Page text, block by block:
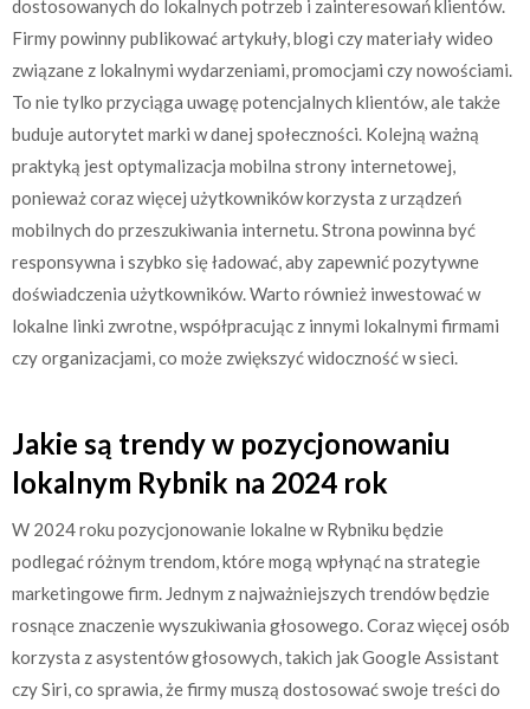
dostosowanych do lokalnych potrzeb i zainteresowań klientów.
Firmy powinny publikować artykuły, blogi czy materiały wideo
związane z lokalnymi wydarzeniami, promocjami czy nowościami.
To nie tylko przyciąga uwagę potencjalnych klientów, ale także
buduje autorytet marki w danej społeczności. Kolejną ważną
praktyką jest optymalizacja mobilna strony internetowej,
ponieważ coraz więcej użytkowników korzysta z urządzeń
mobilnych do przeszukiwania internetu. Strona powinna być
responsywna i szybko się ładować, aby zapewnić pozytywne
doświadczenia użytkowników. Warto również inwestować w
lokalne linki zwrotne, współpracując z innymi lokalnymi firmami
czy organizacjami, co może zwiększyć widoczność w sieci.
Jakie są trendy w pozycjonowaniu
lokalnym Rybnik na 2024 rok
W 2024 roku pozycjonowanie lokalne w Rybniku będzie
podlegać różnym trendom, które mogą wpłynąć na strategie
marketingowe firm. Jednym z najważniejszych trendów będzie
rosnące znaczenie wyszukiwania głosowego. Coraz więcej osób
korzysta z asystentów głosowych, takich jak Google Assistant
czy Siri, co sprawia, że firmy muszą dostosować swoje treści do